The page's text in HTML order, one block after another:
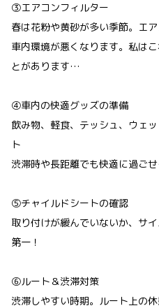
③エアコンフィルター
春は花粉や黄砂が多い季節。エ
車内環境が悪くなります。私は
とがあります…
④車内の快適グッズの準備
飲み物、軽食、テッシュ、ウェ
ト
渋滞時や長距離でも快適に過ごせ
⑤チャイルドシートの確認
取り付けが緩んでいないか、サ
第一！
⑥ルート＆渋滞対策
渋滞しやすい時期。ルート上の